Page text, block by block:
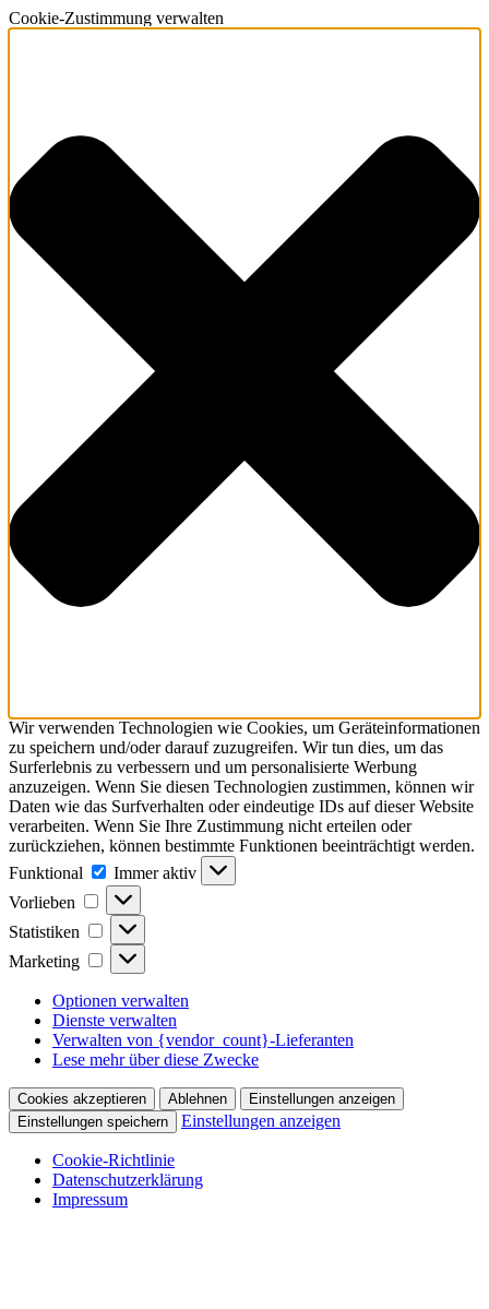
Cookie-Zustimmung verwalten
Wir verwenden Technologien wie Cookies, um Geräteinformationen
zu speichern und/oder darauf zuzugreifen. Wir tun dies, um das
Surferlebnis zu verbessern und um personalisierte Werbung
anzuzeigen. Wenn Sie diesen Technologien zustimmen, können wir
Daten wie das Surfverhalten oder eindeutige IDs auf dieser Website
verarbeiten. Wenn Sie Ihre Zustimmung nicht erteilen oder
zurückziehen, können bestimmte Funktionen beeinträchtigt werden.
Funktional
Funktional
Immer aktiv
Vorlieben
Vorlieben
Statistiken Statistiken
Marketing Marketing
Optionen verwalten
Dienste verwalten
Verwalten von {vendor_count}-Lieferanten
Lese mehr über diese Zwecke
Cookies akzeptieren Ablehnen
Einstellungen anzeigen
Einstellungen speichern
Einstellungen anzeigen
Cookie-Richtlinie
Datenschutzerklärung
Impressum